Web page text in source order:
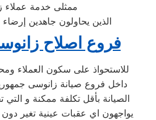
ممثلى خدمة عملاء
الذين يحاولون جاهدين
فروع اصلاح
للاستحواذ على سكون العملاء
داخل فروع صيانة زانوسى
الصيانة بأقل تكلفة ممكنة و التي
يواجهون اي عقبات عينية تغير